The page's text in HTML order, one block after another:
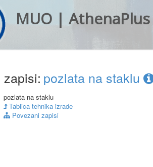
MUO | AthenaPlus
zapisi: pozlata na staklu
pozlata na staklu
Tablica tehnika izrade
Povezani zapisi